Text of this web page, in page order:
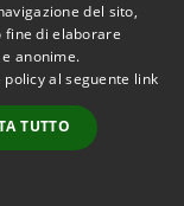
© 2026 • Comune di
di Catania • Powered
Accesso
redazione
del sito,
fine di elaborare
anonime.
al seguente link
TUTTO